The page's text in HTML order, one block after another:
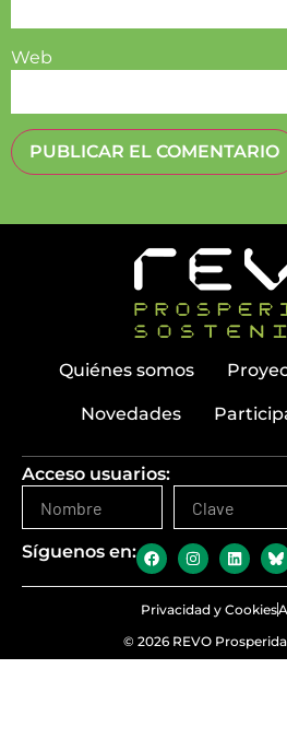
Web
Quiénes somos
Novedades
Acceso usuarios:
Síguenos en:
© 2026 REVO
Privacidad y Cookies